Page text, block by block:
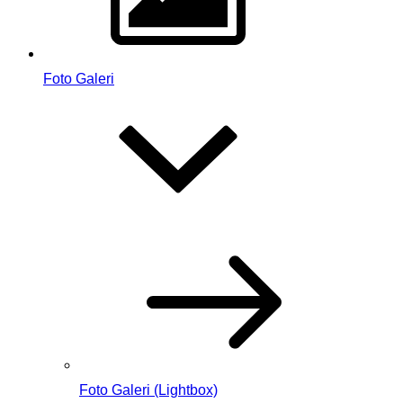
Foto Galeri
Foto Galeri (Lightbox)